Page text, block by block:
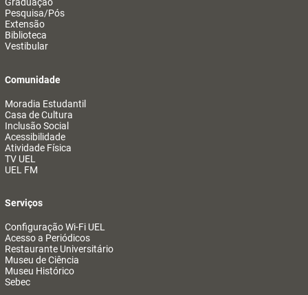
Graduação
Pesquisa/Pós
Extensão
Biblioteca
Vestibular
Comunidade
Moradia Estudantil
Casa de Cultura
Inclusão Social
Acessibilidade
Atividade Física
TV UEL
UEL FM
Serviços
Configuração Wi-Fi UEL
Acesso a Periódicos
Restaurante Universitário
Museu de Ciência
Museu Histórico
Sebec